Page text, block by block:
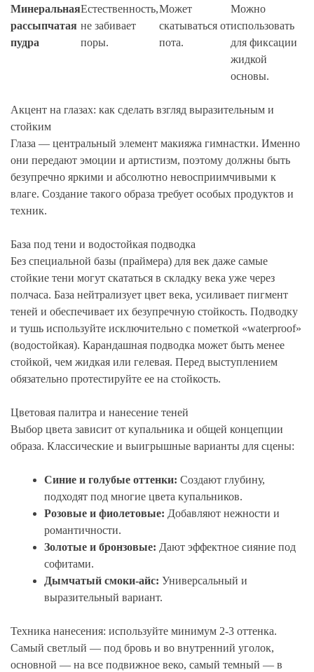
Минеральная
рассыпчатая
пудра
Естественность,
не забивает
поры.
Может
скатываться от
пота.
Можно
использовать
для фиксации
жидкой
основы.
Акцент на глазах: как сделать взгляд выразительным и
стойким
Глаза — центральный элемент макияжа гимнастки. Именно
они передают эмоции и артистизм, поэтому должны быть
безупречно яркими и абсолютно невосприимчивыми к
влаге. Создание такого образа требует особых продуктов и
техник.
База под тени и водостойкая подводка
Без специальной базы (праймера) для век даже самые
стойкие тени могут скататься в складку века уже через
полчаса. База нейтрализует цвет века, усиливает пигмент
теней и обеспечивает их безупречную стойкость. Подводку
и тушь используйте исключительно с пометкой «waterproof»
(водостойкая). Карандашная подводка может быть менее
стойкой, чем жидкая или гелевая. Перед выступлением
обязательно протестируйте ее на стойкость.
Цветовая палитра и нанесение теней
Выбор цвета зависит от купальника и общей концепции
образа. Классические и выигрышные варианты для сцены:
Синие и голубые оттенки: Создают глубину,
подходят под многие цвета купальников.
Розовые и фиолетовые: Добавляют нежности и
романтичности.
Золотые и бронзовые: Дают эффектное сияние под
софитами.
Дымчатый смоки-айс: Универсальный и
выразительный вариант.
Техника нанесения: используйте минимум 2-3 оттенка.
Самый светлый — под бровь и во внутренний уголок,
основной — на все подвижное веко, самый темный — в